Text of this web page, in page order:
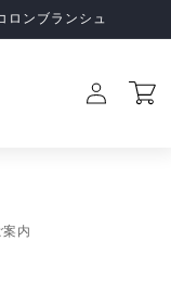
ロンブランシュ
イ
ー
内